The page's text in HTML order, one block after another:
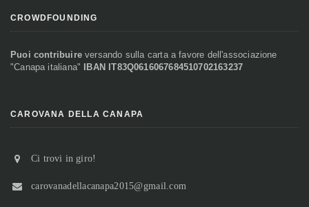
CROWDFOUNDING
Puoi contribuireversando sulla carta a favore dell'associazione
"Canapa italiana"
IBAN IT83Q0616067684510702163237
CAROVANA DELLA CANAPA
Ci trovi in giro!
carovanadellacanapa2015@gmail.com